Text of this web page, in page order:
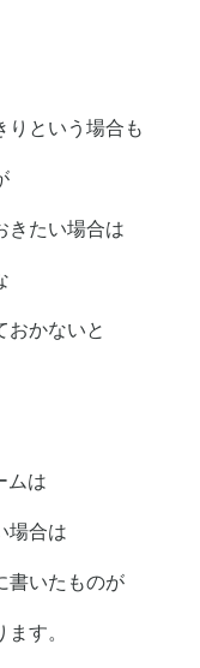
りという場合も
きたい場合は
おかないと
ムは
場合は
書いたものが
す。